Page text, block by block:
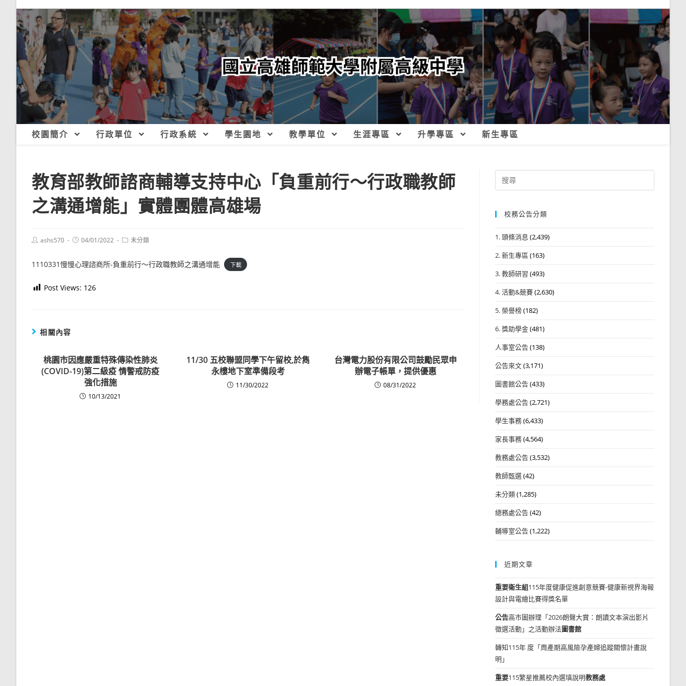
校園簡介 行政單位 行政系統 學生園地 教學單位 生涯專區 升學專區 新生專區
教育部教師諮商輔導支持中心「負重前行～行政職教師
之溝通增能」實體團體高雄場
Postashs570
Post04/01/2022
Post未分類
1110331慢慢心理諮商所-負重前行～行政職教師之溝通增能 下載
Post Views: 126
相關內容
桃園市因應嚴重特殊傳染性肺炎
(COVID-19)第二級疫 情警戒防疫
強化措施
10/13/2021
11/30 五校聯盟同學下午留校,於雋
永樓地下室準備段考
11/30/2022
台灣電力股份有限公司鼓勵民眾申
辦電子帳單，提供優惠
08/31/2022
Search
for:
校務公告分類
1. 頭條消息 (2,439)
2. 新生專區 (163)
3. 教師研習 (493)
4. 活動&競賽(2,630)
5. 榮譽榜(182)
6. 獎助學金(481)
人事室公告(138)
公告來文(3,171)
圖書館公告(433)
學務處公告(2,721)
學生事務(6,433)
家長事務(4,564)
教務處公告(3,532)
教師甄選(42)
未分類(1,285)
總務處公告(42)
輔導室公告(1,222)
近期文章
重要衛生組115年度健康促進創意競賽-健康新視界海報
設計與電繪比賽得獎名單
公告高市圖辦理「2026朗聲大賞：朗讀文本演出影片
徵選活動」之活動辦法圖書館
轉知115年 度「周產期高風險孕產婦追蹤關懷計畫說
明」
重要115繁星推薦校內選填說明教務處